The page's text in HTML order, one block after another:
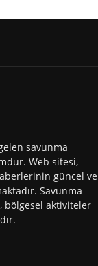
savunma
Web sitesi,
güncel ve
Savunma
bölgesel aktiviteler